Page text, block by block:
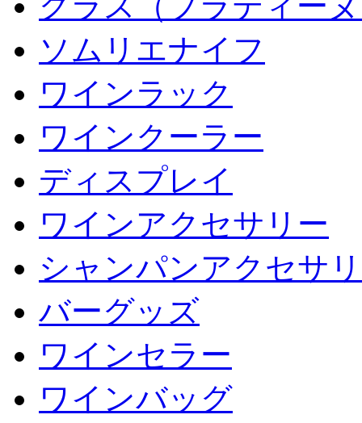
ソムリエナイフ
ワインラック
ワインクーラー
ディスプレイ
ワインアクセサリー
シャンパンアクセサ
バーグッズ
ワインセラー
ワインバッグ